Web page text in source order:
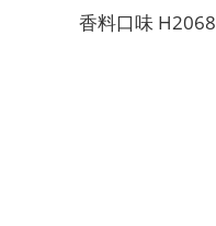
香料口味 H2068